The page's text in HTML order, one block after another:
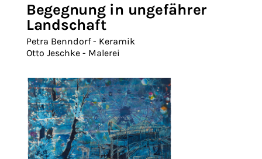
Begegnung in ungefährer
Landschaft
Petra Benndorf - Keramik
Otto Jeschke - Malerei